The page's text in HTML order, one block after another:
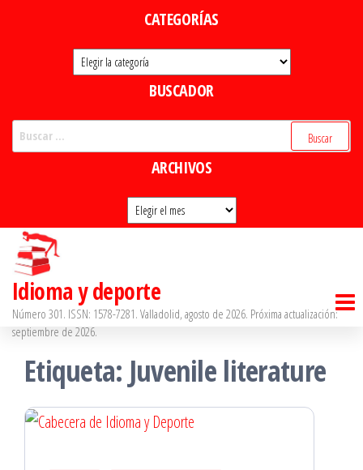
CATEGORÍAS
Categorías
BUSCADOR
ARCHIVOS
Archivos
Idioma y deporte
Número 301. ISSN: 1578-7281. Valladolid, agosto de 2026. Próxima actualización:
septiembre de 2026.
Etiqueta: Juvenile literature